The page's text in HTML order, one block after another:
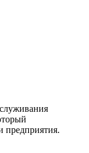
предприятия.